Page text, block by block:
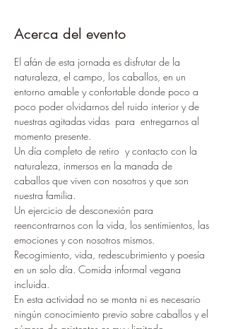
Acerca del evento
El afán de esta jornada es disfrutar de la
naturaleza, el campo, los caballos, en un
entorno amable y confortable donde poco a
poco poder olvidarnos del ruido interior y de
nuestras agitadas vidas  para  entregarnos al
momento presente.
Un día completo de retiro  y contacto con la
naturaleza, inmersos en la manada de
caballos que viven con nosotros y que son
nuestra familia.
Un ejercicio de desconexión para
reencontrarnos con la vida, los sentimientos, las
emociones y con nosotros mismos.
Recogimiento, vida, redescubrimiento y poesía
en un solo día. Comida informal vegana
incluida.
En esta actividad no se monta ni es necesario
ningún conocimiento previo sobre caballos y el